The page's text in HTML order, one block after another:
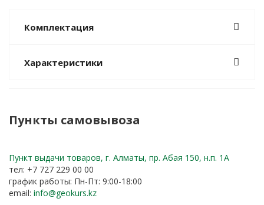
Комплектация
Характеристики
Пункты самовывоза
Пункт выдачи товаров, г. Алматы, пр. Абая 150, н.п. 1А
тел: +7 727 229 00 00
график работы: Пн-Пт: 9:00-18:00
email: info@geokurs.kz